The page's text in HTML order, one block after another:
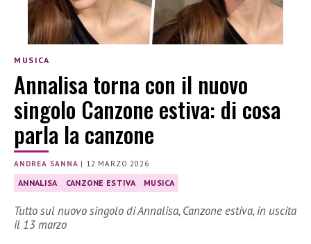
MUSICA
Annalisa torna con il nuovo
singolo Canzone estiva: di cosa
parla la canzone
ANDREA SANNA | 12 MARZO 2026
ANNALISA CANZONE ESTIVA MUSICA
Tutto sul nuovo singolo di Annalisa, Canzone estiva, in uscita
il 13 marzo